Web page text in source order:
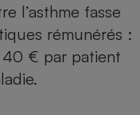
l’asthme fasse
rémunérés :
40 € par patient
Complément
alimentaire
emprunteur
électroménager -
Mutuelle